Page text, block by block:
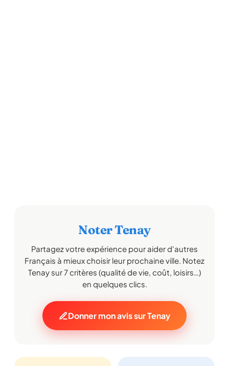
Noter Tenay
Partagez votre expérience pour aider d'autres
Français à mieux choisir leur prochaine ville. Notez
Tenay sur 7 critères (qualité de vie, coût, loisirs…)
en quelques clics.
Donner mon avis sur Tenay